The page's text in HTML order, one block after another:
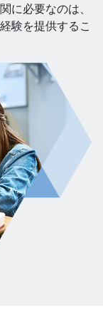
に必要なのは、
験を提供するこ